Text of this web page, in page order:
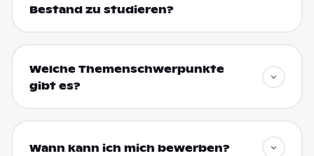
Bestand zu studieren?
Welche Themenschwerpunkte
gibt es?
Wann kann ich mich bewerben?